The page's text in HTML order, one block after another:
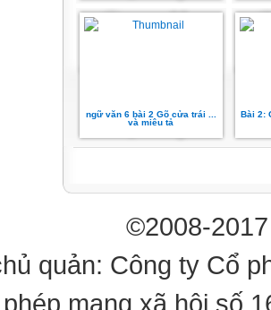
添加标题文字内容
者的利益，请勿复制、传播
品进行维权，按照传播下载次
Đặc điểm thể
ngữ văn 6 bài 2 Gõ cửa trái ...
và miêu tả
Bài 2:
©2008-
quản: Công ty Cổ
mạng xã hội số